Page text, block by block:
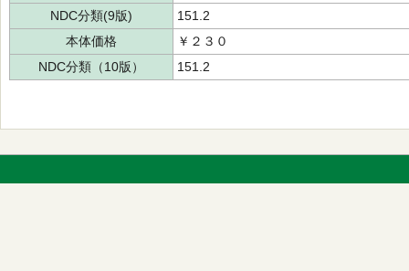
NDC分類(9版)
151.2
本体価格
￥２３０
NDC分類（10版）
151.2